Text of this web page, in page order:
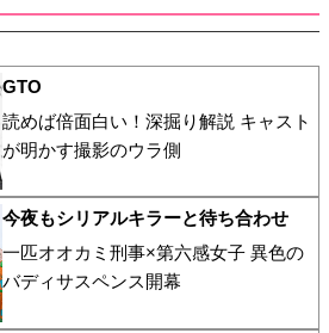
GTO
読めば倍面白い！深掘り解説 キャスト
が明かす撮影のウラ側
今夜もシリアルキラーと待ち合わせ
一匹オオカミ刑事×第六感女子 異色の
バディサスペンス開幕